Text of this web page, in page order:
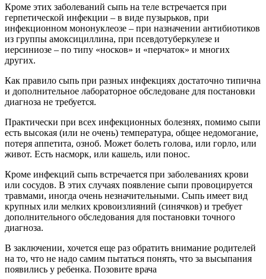
Кроме этих заболеваний сыпь на теле встречается при
герпетической инфекции – в виде пузырьков, при
инфекционном мононуклеозе – при назначении антибиотиков
из группы амоксициллина, при псевдотуберкулезе и
иерсиниозе – по типу «носков» и «перчаток» и многих
других.
Как правило сыпь при разных инфекциях достаточно типична
и дополнительное лабораторное обследоване для постановки
диагноза не требуется.
Практически при всех инфекционных болезнях, помимо сыпи
есть высокая (или не очень) температура, общее недомогание,
потеря аппетита, озноб. Может болеть голова, или горло, или
живот. Есть насморк, или кашель, или понос.
Кроме инфекций сыпь встречается при заболеваниях крови
или сосудов. В этих случаях появление сыпи провоцируется
травмами, иногда очень незначительными. Сыпь имеет вид
крупных или мелких кровоизлияний (синячков) и требует
дополнительного обследования для постановки точного
диагноза.
В заключении, хочется еще раз обратить внимание родителей
на то, что не надо самим пытаться понять, что за высыпания
появились у ребенка. Позовите врача